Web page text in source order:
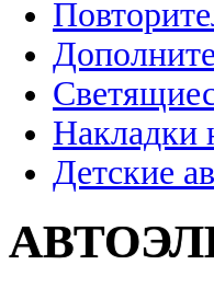
Накладки
Детские